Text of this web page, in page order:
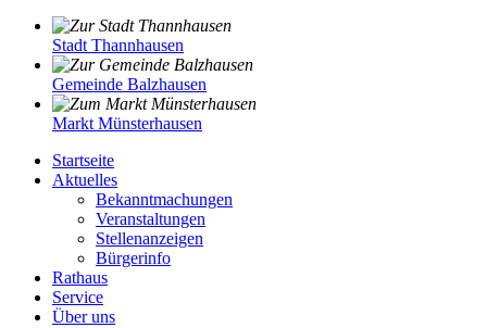
Stadt Thannhausen
Gemeinde Balzhausen
Markt Münsterhausen
Startseite
Aktuelles
Bekanntmachungen
Veranstaltungen
Stellenanzeigen
Bürgerinfo
Rathaus
Service
Über uns